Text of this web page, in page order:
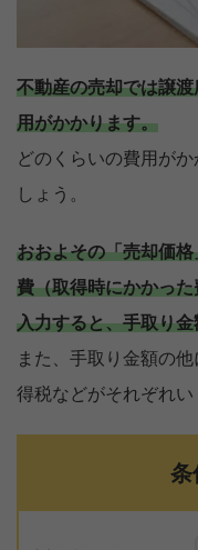
不動産の売却では譲
用がかかります。
どのくらいの費用が
しょう。
おおよその「売却価
費（取得時にかかっ
入力すると、手取り
また、手取り金額の
得税などがそれぞれい
条